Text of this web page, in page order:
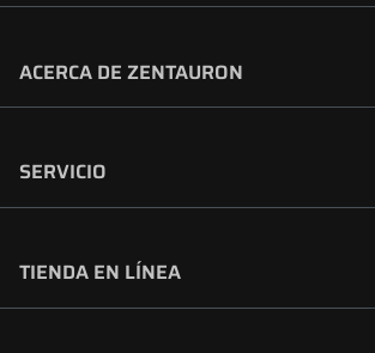
ACERCA DE ZENTAURON
SERVICIO
TIENDA EN LÍNEA